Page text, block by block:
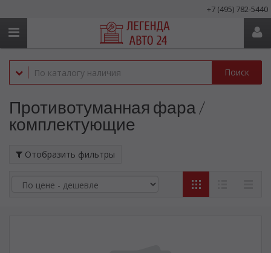
+7 (495) 782-5440
Поиск
Противотуманная фара /
комплектующие
Отобразить фильтры